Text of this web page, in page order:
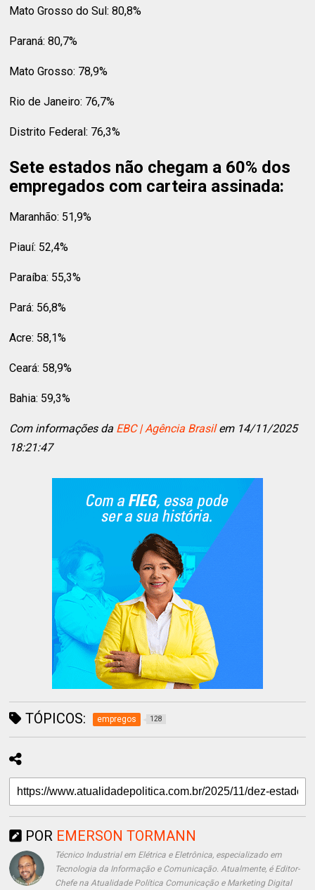
Mato Grosso do Sul: 80,8%
Paraná: 80,7%
Mato Grosso: 78,9%
Rio de Janeiro: 76,7%
Distrito Federal: 76,3%
Sete estados não chegam a 60% dos
empregados com carteira assinada:
Maranhão: 51,9%
Piauí: 52,4%
Paraíba: 55,3%
Pará: 56,8%
Acre: 58,1%
Ceará: 58,9%
Bahia: 59,3%
Com informações da EBC | Agência Brasilem 14/11/2025
18:21:47
TÓPICOS: empregos 128
POR EMERSON TORMANN
Técnico Industrial em Elétrica e Eletrônica, especializado em
Tecnologia da Informação e Comunicação. Atualmente, é Editor-
Chefe na Atualidade Política Comunicação e Marketing Digital